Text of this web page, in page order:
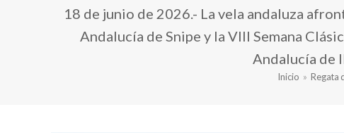
18 de junio de 2026.- La vela andaluza
Andalucía de Snipe y la VIII Semana
Andalucía de
Inicio » Regata